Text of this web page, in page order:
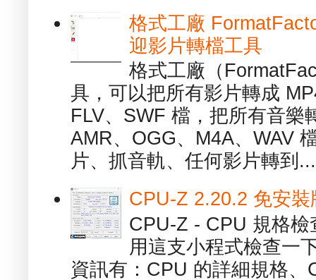
格式工廠
迎影片轉檔工具
格式工廠（
具，可以把所有影片轉成
FLV、SWF 檔，把所有音樂
AMR、OGG、M4A、WAV
片、抓音軌、任何影片轉到...
CPU-Z 2.20.2 免安
CPU-Z - CPU 規格
用這支小程式檢查一
資訊有：CPU 的詳細規格